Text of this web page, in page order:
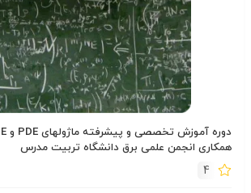
همکاری انجمن علمی برق دانشگاه تربیت مدرس
4